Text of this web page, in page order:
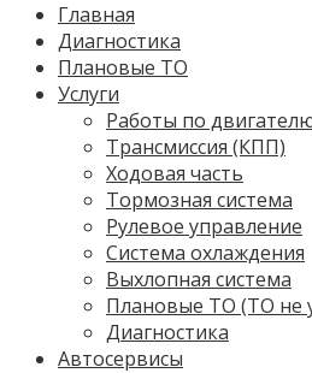
Главная
Диагностика
Плановые ТО
Услуги
Работы по
Трансмиссия (КПП)
Ходовая часть
Тормозная система
Рулевое управление
Система охлаждения
Выхлопная система
Плановые ТО (ТО не
Диагностика
Автосервисы